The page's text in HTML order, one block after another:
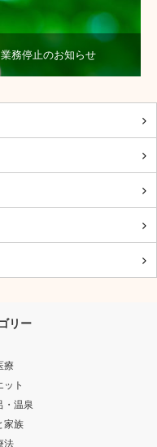
務停止のお知らせ
リー
療
ット
・温泉
家族
法